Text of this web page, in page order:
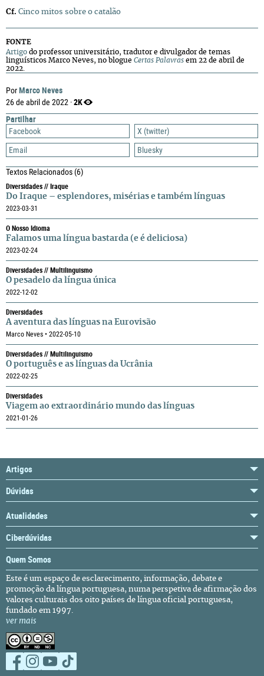
PorMarco Neves
26 de abril de 2022 ·2K
Partilhar
Facebook
X (twitter)
Email
Bluesky
Textos Relacionados(6)
Diversidades // Iraque
Do Iraque – esplendores, misérias e também línguas
2023-03-31
O Nosso Idioma
Falamos uma língua bastarda (e é deliciosa)
2023-02-24
Diversidades // Multilinguismo
O pesadelo da língua única
2022-12-02
Diversidades
A aventura das línguas na Eurovisão
Marco Neves • 2022-05-10
Diversidades // Multilinguismo
O português e as línguas da Ucrânia
2022-02-25
Diversidades
Viagem ao extraordinário mundo das línguas
2021-01-26
Cf. Cinco mitos sobre o catalão
FONTE
Artigo do professor universitário, tradutor e divulgador de temas
linguísticos Marco Neves, no blogue Certas Palavras em 22 de abril de
2022.
Artigos
Dúvidas
Atualidades
Ciberdúvidas
Quem Somos
Este é um espaço de esclarecimento, informação, debate e
promoção da língua portuguesa, numa perspetiva de afirmação dos
valores culturais dos oito países de língua oficial portuguesa,
fundado em 1997.
ver mais